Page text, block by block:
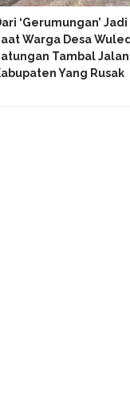
‘Gerumungan’ Jadi
Warga Desa Wuled
Tambal Jalan
Yang Rusak